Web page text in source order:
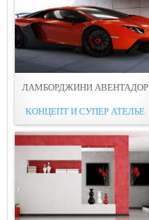
ЛАМБОРДЖИНИ АВЕНТАДОР
КОНЦЕПТ И СУПЕР АТЕЛЬЕ